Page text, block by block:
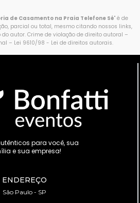
de Casamento na Praia Telefone Sé" é de
parcial ou total, mesmo citando nossos links,
autor. Crime de violação de direito autoral –
– Lei 9610/98 - Lei de direitos autorais.
para você, sua
e sua empresa!
ENDEREÇO
São Paulo - SP